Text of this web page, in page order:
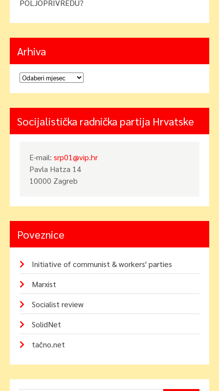
POLJOPRIVREDU?
Arhiva
Arhiva
Socijalistička radnička partija Hrvatske
E-mail: srp01@vip.hr
Pavla Hatza 14
10000 Zagreb
Poveznice
Initiative of communist & workers' parties
Marxist
Socialist review
SolidNet
tačno.net